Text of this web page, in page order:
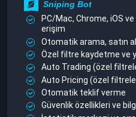
Sniping Bot
PC/Mac, Chrome, iOS
erişim
Otomatik arama, satın
Özel filtre kaydetme ve
Auto Trading (özel
Auto Pricing (özel
Otomatik teklif verme
Güvenlik özellikleri ve